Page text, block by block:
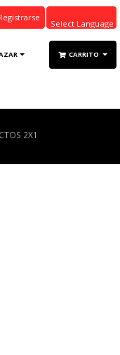
Powered by
Translate
CARRITO
2X1